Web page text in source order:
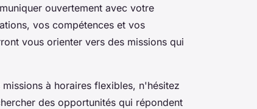
ouvertement avec votre
vos compétences et vos
vous orienter vers des missions qui
à horaires flexibles, n'hésitez
des opportunités qui répondent